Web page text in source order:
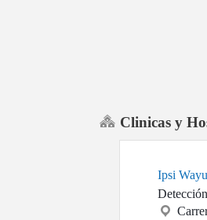
Clinicas y
Ipsi